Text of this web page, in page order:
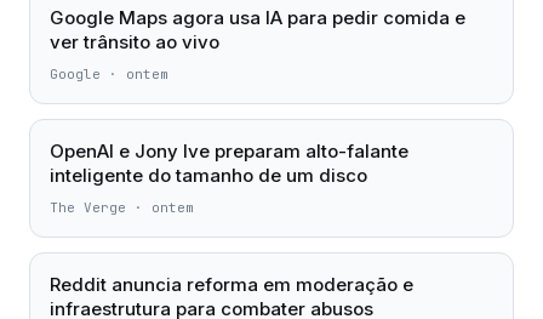
Google Maps agora usa IA para pedir comida e
ver trânsito ao vivo
Google · ontem
OpenAI e Jony Ive preparam alto-falante
inteligente do tamanho de um disco
The Verge · ontem
Reddit anuncia reforma em moderação e
infraestrutura para combater abusos